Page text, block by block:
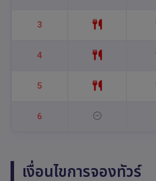
3
4
5
6
เงื่อนไขการจองทัวร์